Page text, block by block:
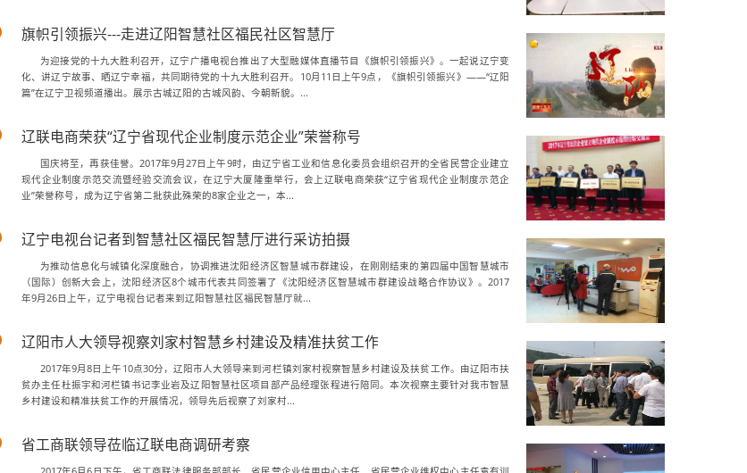
旗帜引领振兴---走进辽阳智慧社区福民社区智慧厅
为迎接党的十九大胜利召开，辽宁广播电视台推出了大型融媒体直播节目《旗帜引领振兴》。一起说辽宁变
化、讲辽宁故事、晒辽宁幸福，共同期待党的十九大胜利召开。10月11日上午9点，《旗帜引领振兴》——“辽阳
篇”在辽宁卫视频道播出。展示古城辽阳的古城风韵、今朝新貌。...
辽联电商荣获“辽宁省现代企业制度示范企业”荣誉称号
国庆将至，再获佳誉。2017年9月27日上午9时，由辽宁省工业和信息化委员会组织召开的全省民营企业建立
现代企业制度示范交流暨经验交流会议，在辽宁大厦隆重举行，会上辽联电商荣获“辽宁省现代企业制度示范企
业”荣誉称号，成为辽宁省第二批获此殊荣的8家企业之一，本...
辽宁电视台记者到智慧社区福民智慧厅进行采访拍摄
为推动信息化与城镇化深度融合，协调推进沈阳经济区智慧城市群建设，在刚刚结束的第四届中国智慧城市
（国际）创新大会上，沈阳经济区8个城市代表共同签署了《沈阳经济区智慧城市群建设战略合作协议》。2017
年9月26日上午，辽宁电视台记者来到辽阳智慧社区福民智慧厅就...
辽阳市人大领导视察刘家村智慧乡村建设及精准扶贫工作
2017年9月8日上午10点30分，辽阳市人大领导来到河栏镇刘家村视察智慧乡村建设及扶贫工作。由辽阳市扶
贫办主任杜振宇和河栏镇书记李业岩及辽阳智慧社区项目部产品经理张程进行陪同。本次视察主要针对我市智慧
乡村建设和精准扶贫工作的开展情况，领导先后视察了刘家村...
省工商联领导莅临辽联电商调研考察